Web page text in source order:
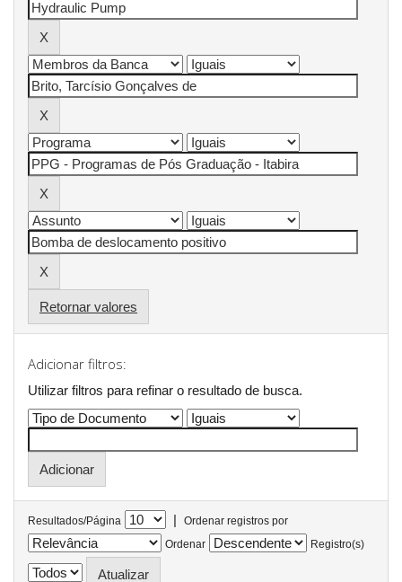
Retornar valores
Adicionar filtros:
Utilizar filtros para refinar o resultado de busca.
Resultados/Página |
Ordenar registros por
Ordenar
Registro(s)